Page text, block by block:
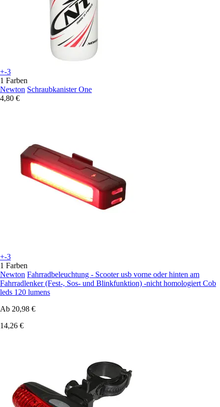
+-3
1 Farben
Newton Schraubkanister One
4,80 €
+-3
1 Farben
Newton Fahrradbeleuchtung - Scooter usb vorne oder hinten am
Fahrradlenker (Fest-, Sos- und Blinkfunktion) -nicht homologiert Cob
leds 120 lumens
Ab 20,98 €
14,26 €